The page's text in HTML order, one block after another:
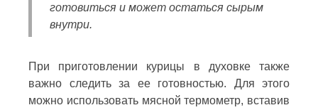
готовиться и может остаться сырым
внутри.
При приготовлении курицы в духовке также
важно следить за ее готовностью. Для этого
можно использовать мясной термометр, вставив